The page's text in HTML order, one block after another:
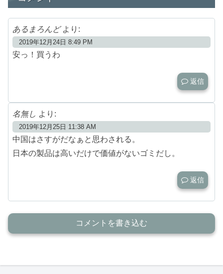
あるまろんど より:
2019年12月24日 8:49 PM
安っ！買うわ
返信
名無し より:
2019年12月25日 11:38 AM
中国はさすがだなぁと思わされる。
日本の製品は高いだけで価値がないゴミだし。
返信
コメントを書き込む